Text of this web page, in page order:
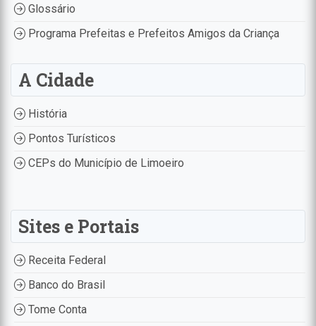
Glossário
Programa Prefeitas e Prefeitos Amigos da Criança
A Cidade
História
Pontos Turísticos
CEPs do Município de Limoeiro
Sites e Portais
Receita Federal
Banco do Brasil
Tome Conta